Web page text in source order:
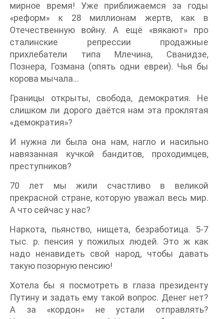
мирное время! Уже приближаемся за годы
«реформ» к 28 миллионам жертв, как в
Отечественную войну. А ещё «вякают» про
сталинские репрессии продажные
прихлебатели типа Млечина, Сванидзе,
Познера, Гозмана (опять одни евреи). Чья бы
корова мычала…
Границы открыты, свобода, демократия. Не
слишком ли дорого даётся нам эта проклятая
«демократия»?
И нужна ли была она нам, нагло и насильно
навязанная кучкой бандитов, проходимцев,
преступников?
70 лет мы жили счастливо в великой
прекрасной стране, которую уважал весь мир.
А что сейчас у нас?
Наркота, пьянство, нищета, безработица. 5-7
тыс. р. пенсия у пожилых людей. Это ж как
надо ненавидеть свой народ, чтобы давать
такую позорную пенсию!
Хотела бы я посмотреть в глаза президенту
Путину и задать ему такой вопрос. Денег нет?
А за «кордон» не устали отправлять?